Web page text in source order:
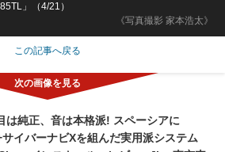
《写真撮影 家本浩太》
」（4/21）
この記事へ戻る
は純正、音は本格派! スペーシアに
サイバーナビXを組んだ実用派システム